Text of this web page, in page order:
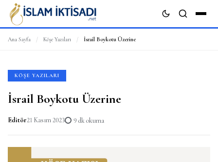
Ana Sayfa / Köşe Yazıları / İsrail Boykotu Üzerine
KÖŞE YAZILARI
İsrail Boykotu Üzerine
Editör21 Kasım 2023 9 dk okuma